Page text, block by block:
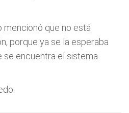
mencionó que no está
porque ya se la esperaba
se encuentra el sistema